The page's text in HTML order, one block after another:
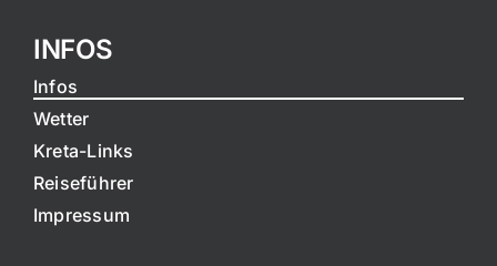
INFOS
Infos
Wetter
Kreta-Links
Reiseführer
Impressum